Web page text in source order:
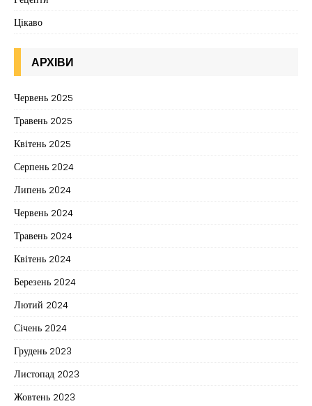
Цікаво
АРХІВИ
Червень 2025
Травень 2025
Квітень 2025
Серпень 2024
Липень 2024
Червень 2024
Травень 2024
Квітень 2024
Березень 2024
Лютий 2024
Січень 2024
Грудень 2023
Листопад 2023
Жовтень 2023